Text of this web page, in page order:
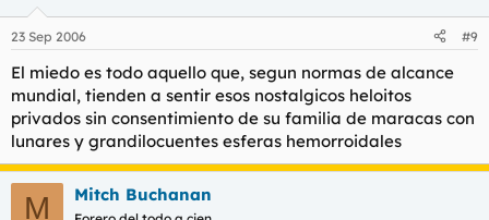
23 Sep 2006 #9
El miedo es todo aquello que, segun normas de alcance
mundial, tienden a sentir esos nostalgicos heloitos
privados sin consentimiento de su familia de maracas con
lunares y grandilocuentes esferas hemorroidales
M Mitch Buchanan